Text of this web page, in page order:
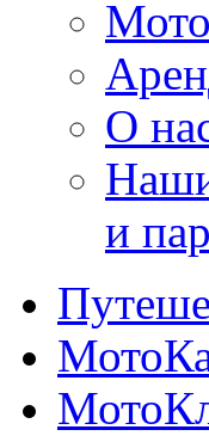
О
и